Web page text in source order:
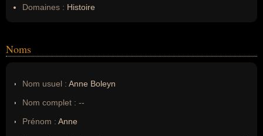
Domaines : Histoire
Noms
Nom usuel : Anne Boleyn
Nom complet : --
Prénom : Anne